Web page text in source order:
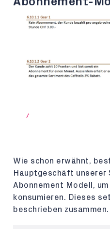
/
Wie schon erwähnt,
Hauptgeschäft unserer
Abonnement Modell,
konsumieren. Dieses
beschrieben